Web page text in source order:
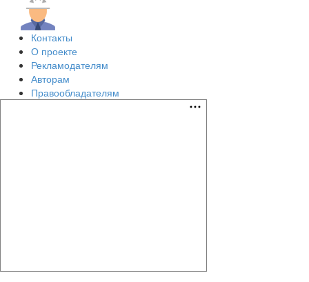
Контакты
О проекте
Рекламодателям
Авторам
Правообладателям